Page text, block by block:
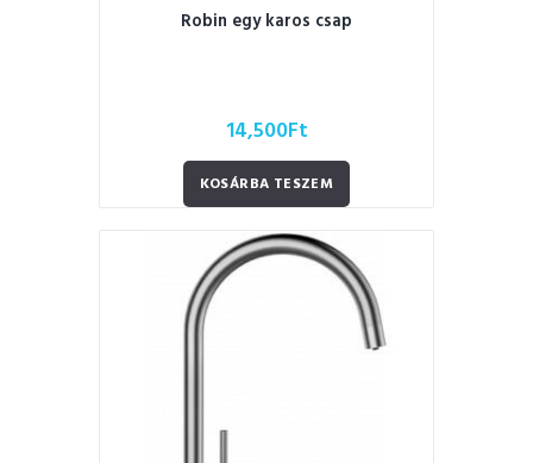
Robin egy karos csap
14,500Ft
KOSÁRBA TESZEM